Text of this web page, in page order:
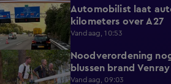
0:39
Automobilist laat
kilometers over A27
Vandaag, 10:53
1:14
Noodverordening
blussen brand Venray
Vandaag, 09:03